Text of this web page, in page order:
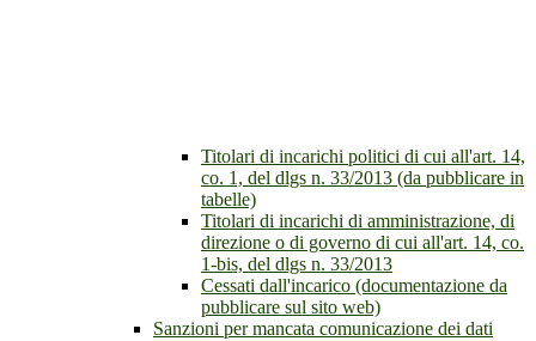
Titolari di incarichi politici di cui all'art. 14,
co. 1, del dlgs n. 33/2013 (da pubblicare in
tabelle)
Titolari di incarichi di amministrazione, di
direzione o di governo di cui all'art. 14, co.
1-bis, del dlgs n. 33/2013
Cessati dall'incarico (documentazione da
pubblicare sul sito web)
Sanzioni per mancata comunicazione dei dati